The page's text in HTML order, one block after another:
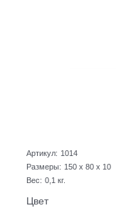
Артикул: 1014
Размеры: 150 x 80 x 10
Вес: 0,1 кг.
Цвет